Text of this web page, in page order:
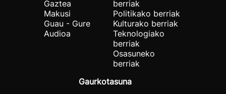
Gaztea
Makusi
Guau - Gure
Audioa
berriak
Politikako berriak
Kulturako berriak
Teknologiako
berriak
Osasuneko
berriak
Gaurkotasuna